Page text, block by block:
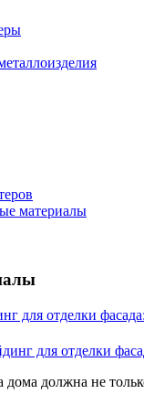
материалы
для отделки
дома должна не